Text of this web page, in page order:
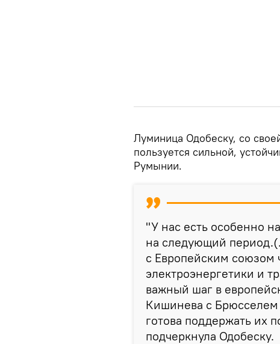
Луминица Одобеску, со
пользуется сильной,
Румынии.
"У нас есть особенно
на следующий
с Европейским союзом
электроэнергетики и
важный шаг в
Кишинева с Брюсселем
готова поддержать их
подчеркнула Одобеску.